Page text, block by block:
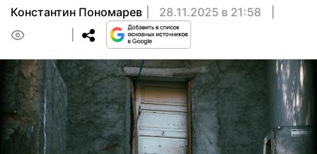
Константин Пономарев
28.11.2025 в 21:58